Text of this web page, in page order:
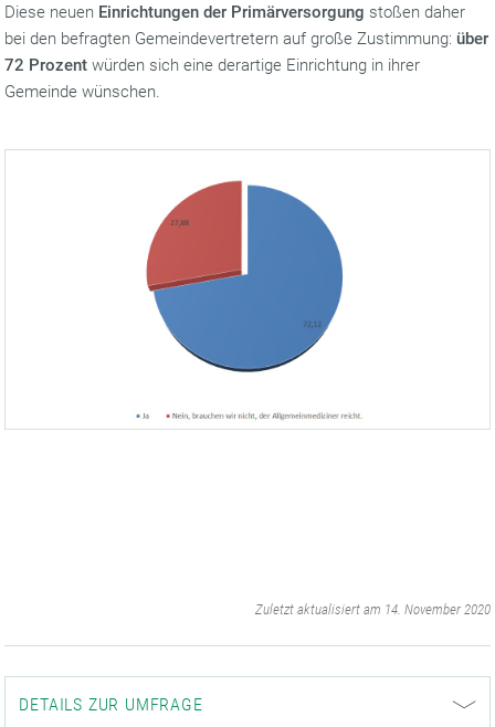
Diese neuen Einrichtungen der Primärversorgung stoßen daher
bei den befragten Gemeindevertretern auf große Zustimmung: über
72 Prozent würden sich eine derartige Einrichtung in ihrer
Gemeinde wünschen.
Zuletzt aktualisiert am 14. November 2020
DETAILS ZUR UMFRAGE